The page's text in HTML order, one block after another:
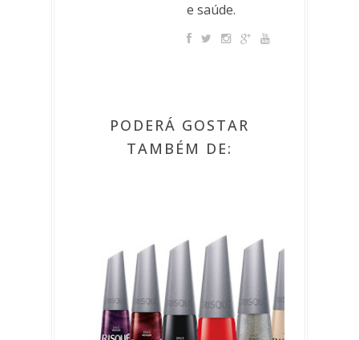
e saúde.
PODERÁ GOSTAR
TAMBÉM DE: